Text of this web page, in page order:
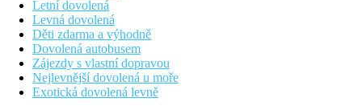
Letní dovolená
Levná dovolená
Děti zdarma a výhodně
Dovolená autobusem
Zájezdy s vlastní dopravou
Nejlevnější dovolená u moře
Exotická dovolená levně